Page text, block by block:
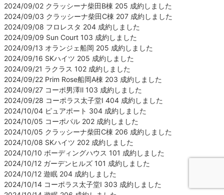
2024/09/02 クラッシーナ柴田B棟 205 成約しました
2024/09/03 クラッシーナ柴田C棟 207 成約しました
2024/09/08 フロレスタ 204 成約しました
2024/09/09 Sun Court 103 成約しました
2024/09/13 オランジェ船岡 205 成約しました
2024/09/16 SKハイツ 205 成約しました
2024/09/21 ラクラス 102 成約しました
2024/09/22 Prim Rose船岡A棟 203 成約しました
2024/09/27 コーポ男澤Ⅱ 103 成約しました
2024/09/28 コーポラス太子堂Ⅰ 404 成約しました
2024/10/04 ピュアポート 304 成約しました
2024/10/05 コーポパル 202 成約しました
2024/10/05 クラッシーナ柴田C棟 206 成約しました
2024/10/08 SKハイツ 202 成約しました
2024/10/10 ボーディングハウス 101 成約しました
2024/10/12 ガーデンヒルズ 101 成約しました
2024/10/12 遊眠 204 成約しました
2024/10/14 コーポラス太子堂Ⅰ 303 成約しました